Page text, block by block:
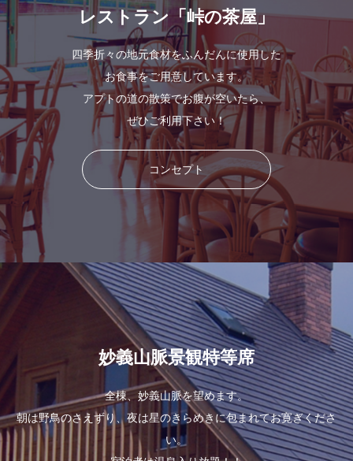
レストラン「峠の茶屋」
四季折々の地元食材をふんだんに使用した
お食事をご用意しています。
アプトの道の散策でお腹が空いたら、
ぜひご利用下さい！
コンセプト
妙義山脈景観特等席
全棟、妙義山脈を望めます。
朝は野鳥のさえずり、夜は星のきらめきに包まれてお寛ぎくださ
い。